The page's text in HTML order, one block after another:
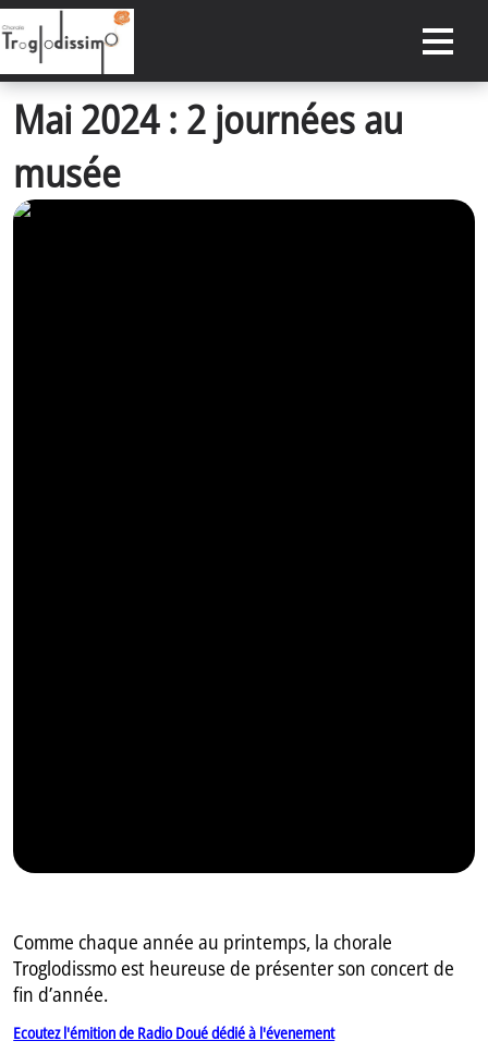
ACCUEIL
DATES À RETENIR
CONCERTS PASSÉS
Mai 2024 : 2 journées au
musée
Comme chaque année au printemps, la chorale
Troglodissmo est heureuse de présenter son concert de
fin d’année.
Ecoutez l'émition de Radio Doué dédié à l'évenement